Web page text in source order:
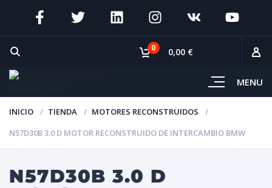
MENU
0 0,00 €
INICIO TIENDA
MOTORES RECONSTRUIDOS
N57D30B 3.0 D MOTOR RECONSTRUIDO DE INTERCAMBIO BMW
N57D30B 3.0 D